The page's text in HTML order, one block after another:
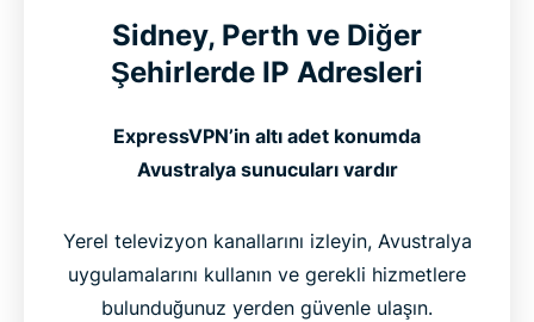
Sidney, Perth ve Diğer
Şehirlerde IP Adresleri
ExpressVPN’in altı adet konumda
Avustralya sunucuları vardır
Yerel televizyon kanallarını izleyin, Avustralya
uygulamalarını kullanın ve gerekli hizmetlere
bulunduğunuz yerden güvenle ulaşın.